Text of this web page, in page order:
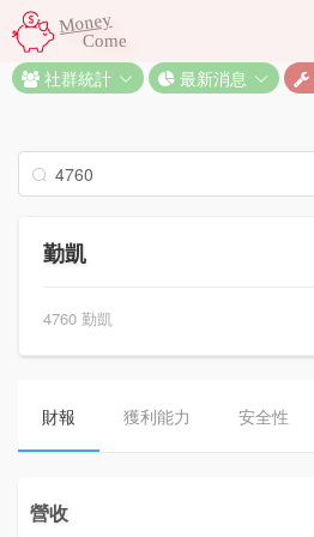
Money
Come
社群統計 最新消息
勤凱
4760 勤凱
財報 獲利能力 安全性
營收